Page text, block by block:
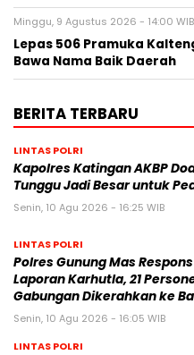
Minggu, 9 Agustus 2026 - 14:00 WIB
Lepas 506 Pramuka
Bawa Nama Baik Daerah
BERITA TERBARU
LINTAS POLRI
Kapolres Katingan AKBP
Tunggu Jadi Besar untuk
Senin, 10 Agu 2026 - 16:25 WIB
LINTAS POLRI
Polres Gunung Mas
Laporan Karhutla, 21
Gabungan Dikerahkan ke
Senin, 10 Agu 2026 - 16:05 WIB
LINTAS POLRI